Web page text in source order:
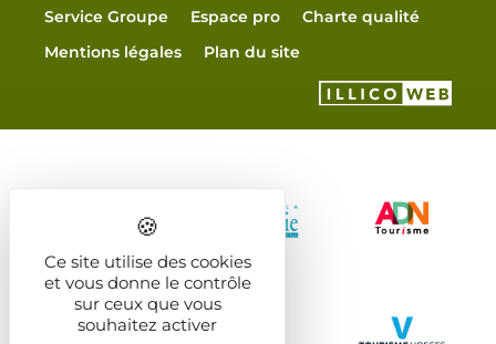
Service Groupe Espace pro
Charte qualité
Mentions légales
Plan du site
Ce site utilise des cookies
et vous donne le contrôle
sur ceux que vous
souhaitez activer